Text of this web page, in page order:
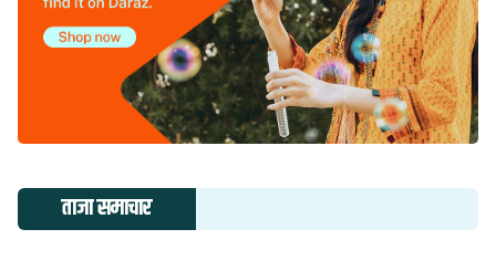
ताजा समाचार